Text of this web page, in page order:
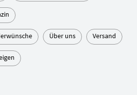
Über uns Versand